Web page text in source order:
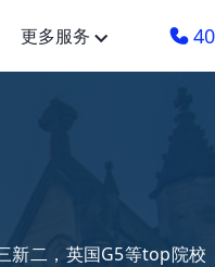
更多服务
二，英国G5等top院